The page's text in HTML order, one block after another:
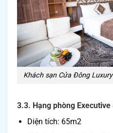
Khách sạn Cửa Đông
3.3. Hạng phòng Executive
Diện tích: 65m2